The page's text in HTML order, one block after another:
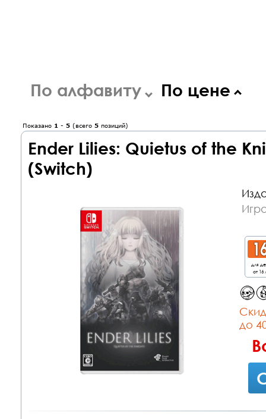
По алфавиту По цене
Показано 1 - 5 (всего 5 позиций)
Ender Lilies: Quietus of the
(Switch)
для
от 16
до